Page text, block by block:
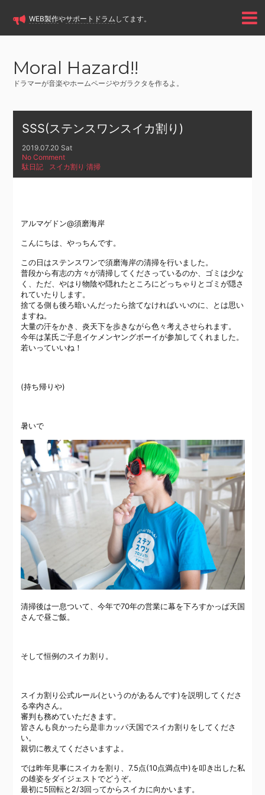
WEB製作やサポートドラム してます。
Moral Hazard!!
ドラマーが音楽やホームページやガラクタを作るよ。
SSS(ステンスワンスイカ割り)
2019.07.20 Sat
No Comment
駄日記
スイカ割り ,清掃
アルマゲドン@須磨海岸
こんにちは、やっちんです。
この日はステンスワンで須磨海岸の清掃を行いました。
普段から有志の方々が清掃してくださっているのか、ゴミは少な
く、ただ、やはり物陰や隠れたところにどっちゃりとゴミが隠さ
れていたりします。
捨てる側も後ろ暗いんだったら捨てなければいいのに、とは思い
ますね。
大量の汗をかき、炎天下を歩きながら色々考えさせられます。
今年は某氏ご子息イケメンヤングボーイが参加してくれました。
若いっていいね！
(持ち帰りや)
暑いで
清掃後は一息ついて、今年で70年の営業に幕を下ろすかっぱ天国
さんで昼ご飯。
そして恒例のスイカ割り。
スイカ割り公式ルール(というのがあるんです)を説明してくださ
る幸内さん。
審判も務めていただきます。
皆さんも良かったら是非カッパ天国でスイカ割りをしてくださ
い。
親切に教えてくださいますよ。
では昨年見事にスイカを割り、7.5点(10点満点中)を叩き出した私
の雄姿をダイジェストでどうぞ。
最初に5回転と2/3回ってからスイカに向かいます。